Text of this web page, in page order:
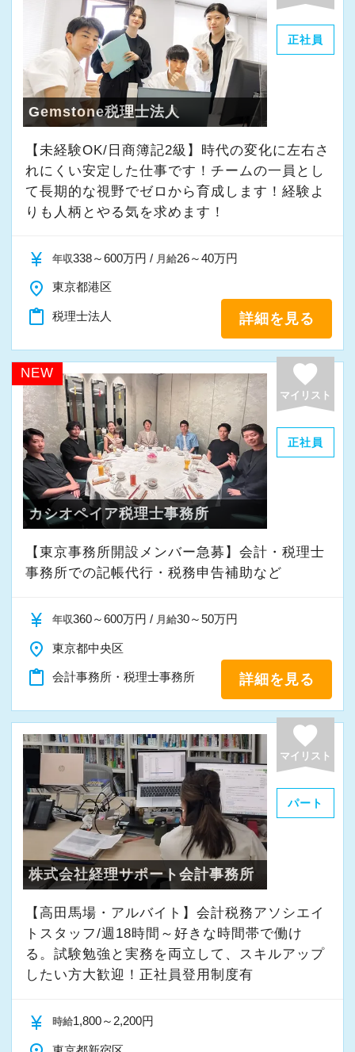
正社員
Gemstone税理士法人
【未経験OK/日商簿記2級】時代の変化に左右さ
れにくい安定した仕事です！チームの一員とし
て⻑期的な視野でゼロから育成します！経験よ
りも人柄とやる気を求めます！
currency_yen 年収338～600万円 / 月給26～40万円
place 東京都港区
content_paste 税理士法人 詳細を見る
NEW favorite
マイリスト
正社員
カシオペイア税理士事務所
【東京事務所開設メンバー急募】会計・税理士
事務所での記帳代行・税務申告補助など
currency_yen 年収360～600万円 / 月給30～50万円
place 東京都中央区
content_paste 会計事務所・税理士事務所 詳細を見る
favorite
マイリスト
パート
株式会社経理サポート会計事務所
【高田馬場・アルバイト】会計税務アソシエイ
トスタッフ/週18時間～好きな時間帯で働け
る。試験勉強と実務を両立して、スキルアップ
したい方大歓迎！正社員登用制度有
currency_yen 時給1,800～2,200円